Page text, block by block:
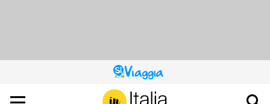
QUESTO
SITO
CONTRIBUISCE
ALL’AUDIENCE